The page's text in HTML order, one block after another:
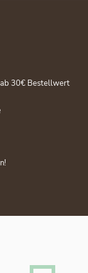
30€ Bestellwert